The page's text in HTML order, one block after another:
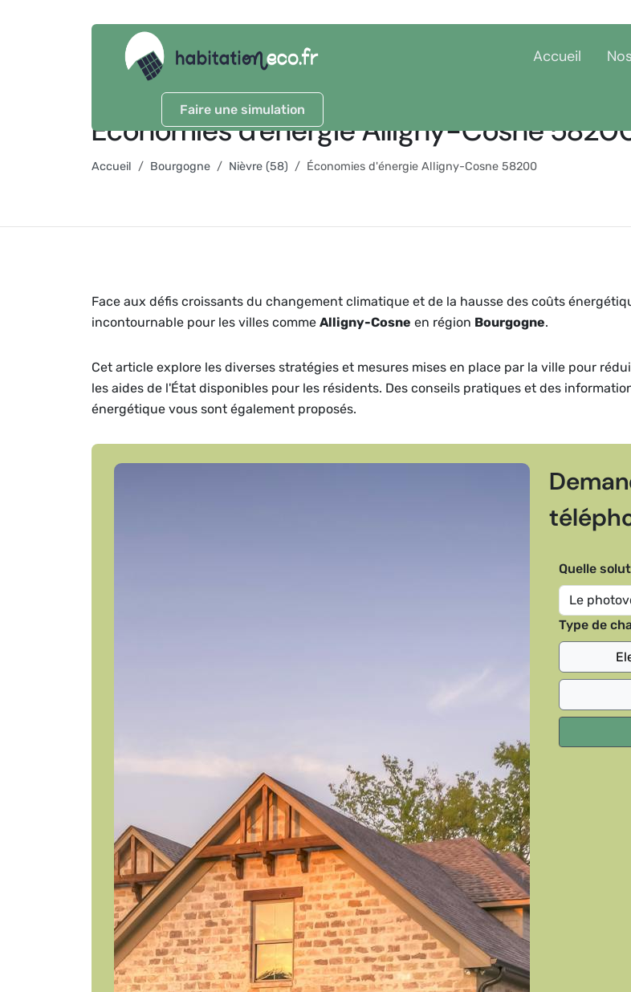
Faire une simulation
Accueil
Économies d'énergie Alligny-Cosne
Accueil Bourgogne Nièvre (58) Économies d'énergie Alligny-Cosne 58200
Face aux défis croissants du changement climatique et de la hausse des coûts
incontournable pour les villes comme Alligny-Cosne en région Bourgogne.
Cet article explore les diverses stratégies et mesures mises en place par la ville pour
les aides de l'État disponibles pour les résidents. Des conseils pratiques et des
énergétique vous sont également proposés.
Quelle
Type de